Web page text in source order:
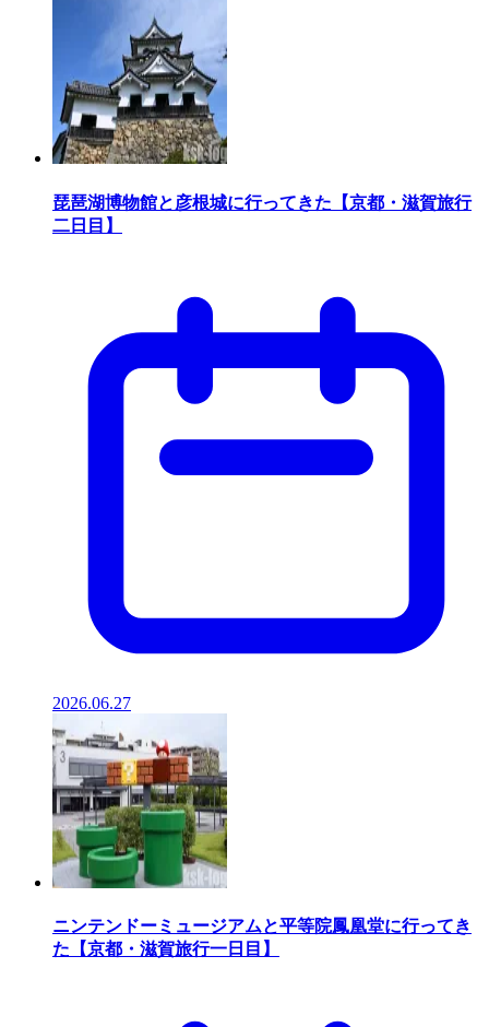
琵琶湖博物館と彦根城に行ってきた【京都・滋賀旅行
二日目】
2026.06.27
ニンテンドーミュージアムと平等院鳳凰堂に行ってき
た【京都・滋賀旅行一日目】